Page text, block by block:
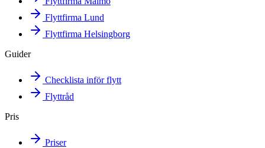
Flyttfirma Lund
Flyttfirma Helsingborg
Guider
Checklista inför flytt
Flyttråd
Pris
Priser